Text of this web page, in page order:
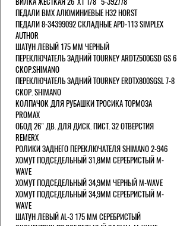
ПЕДАЛИ BMX АЛЮМИНИЕВЫЕ H32 HORST
ПЕДАЛИ 8-34399092 СКЛАДНЫЕ APD-113 SIMPLEX
AUTHOR
ШАТУН ЛЕВЫЙ 175 ММ ЧЕРНЫЙ
ПЕРЕКЛЮЧАТЕЛЬ ЗАДНИЙ TOURNEY ARDTZ500GSD GS 6
СКОР.SHIMANO
ПЕРЕКЛЮЧАТЕЛЬ ЗАДНИЙ TOURNEY ERDTX800SGSL 7-8
СКОР. SHIMANO
КОЛПАЧОК ДЛЯ РУБАШКИ ТРОСИКА ТОРМОЗА
PROMAX
ОБОД 26" ДВ. ДЛЯ ДИСК. ПИСТ. 32 ОТВЕРСТИЯ
REMERX
РОЛИКИ ЗАДНЕГО ПЕРЕКЛЮЧАТЕЛЯ SHIMANO 2-946
ХОМУТ ПОДСЕДЕЛЬНЫЙ 31,8ММ СЕРЕБРИСТЫЙ M-
WAVE
ХОМУТ ПОДСЕДЕЛЬНЫЙ 34,9ММ ЧЕРНЫЙ M-WAVE
ХОМУТ ПОДСЕДЕЛЬНЫЙ 34,9ММ СЕРЕБРИСТЫЙ M-
WAVE
ШАТУН ЛЕВЫЙ AL-3 175 ММ СЕРЕБРИСТЫЙ